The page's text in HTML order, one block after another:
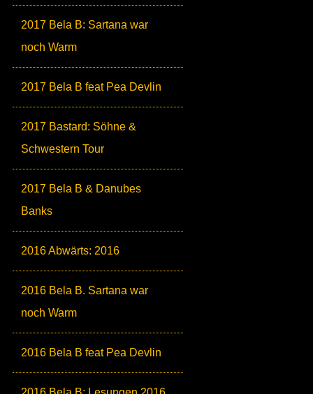
2017 Bela B: Sartana war
noch Warm
2017 Bela B feat Pea Devlin
2017 Bastard: Söhne &
Schwestern Tour
2017 Bela B & Danubes
Banks
2016 Abwärts: 2016
2016 Bela B. Sartana war
noch Warm
2016 Bela B feat Pea Devlin